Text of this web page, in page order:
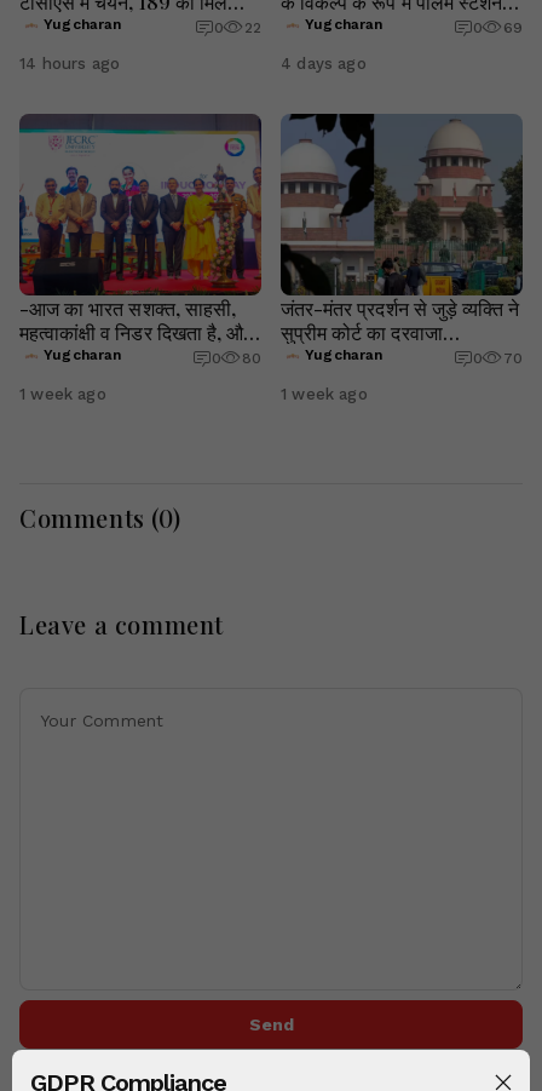
GDPR Compliance
प्रीमियम ऑफर
Yugcharan 0 22
14 hours ago
पर ठहराव की उठी मांग रेल मंत्री,
Yugcharan 0 69
4 days ago
-आज का भारत सशक्त, साहसी,
महत्वाकांक्षी व निडर दिखता है, और
इन्ही कारणों से भारत आज भी “सारे
कैप्टन शुभांशु शुक्ला, जेईसीआरसी
Yugcharan 0 80
1 week ago
जंतर-मंतर प्रदर्शन से जुड़े व्यक्ति ने
सुप्रीम कोर्ट का दरवाजा
खटखटाया, दिल्ली पुलिस पर
आरोप
Yugcharan 0 70
1 week ago
Comments (0)
Leave a comment
Send